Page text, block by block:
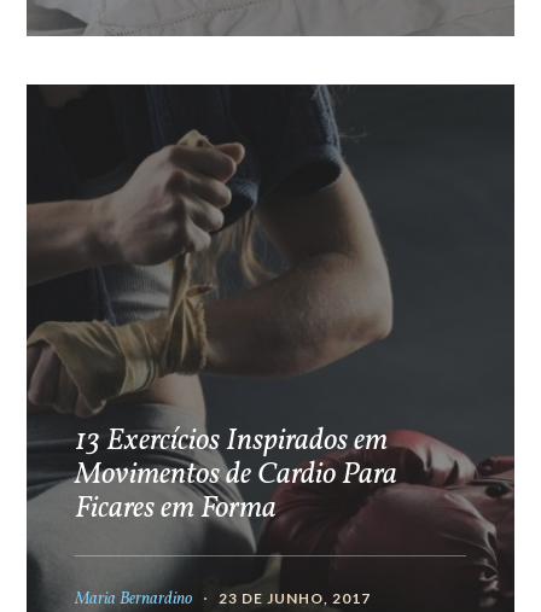
13 Exercícios Inspirados em
Movimentos de Cardio Para
Ficares em Forma
Maria Bernardino 23 DE JUNHO, 2017